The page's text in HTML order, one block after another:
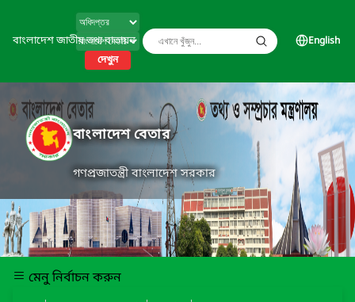
বাংলাদেশ জাতীয় তথ্য বাতায়ন
দেখুন
English
বাংলাদেশ বেতার
গণপ্রজাতন্ত্রী বাংলাদেশ সরকার
মেনু নির্বাচন করুন